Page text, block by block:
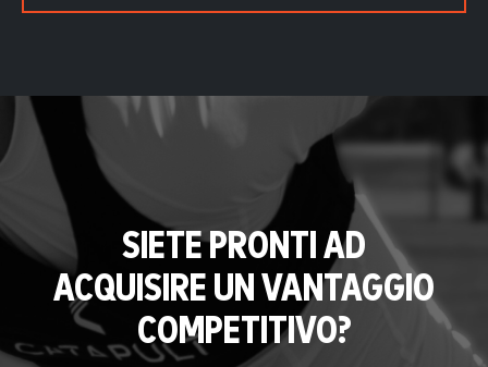
SIETE PRONTI AD
ACQUISIRE UN VANTAGGIO
COMPETITIVO?